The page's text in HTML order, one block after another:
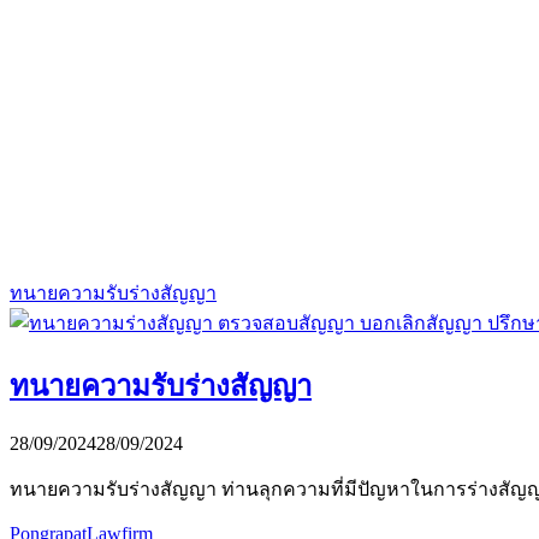
ทนายความรับร่างสัญญา
ทนายความรับร่างสัญญา
28/09/202428/09/2024
ทนายความรับร่างสัญญา ท่านลุกความที่มีปัญหาในการร่างสั
PongrapatLawfirm